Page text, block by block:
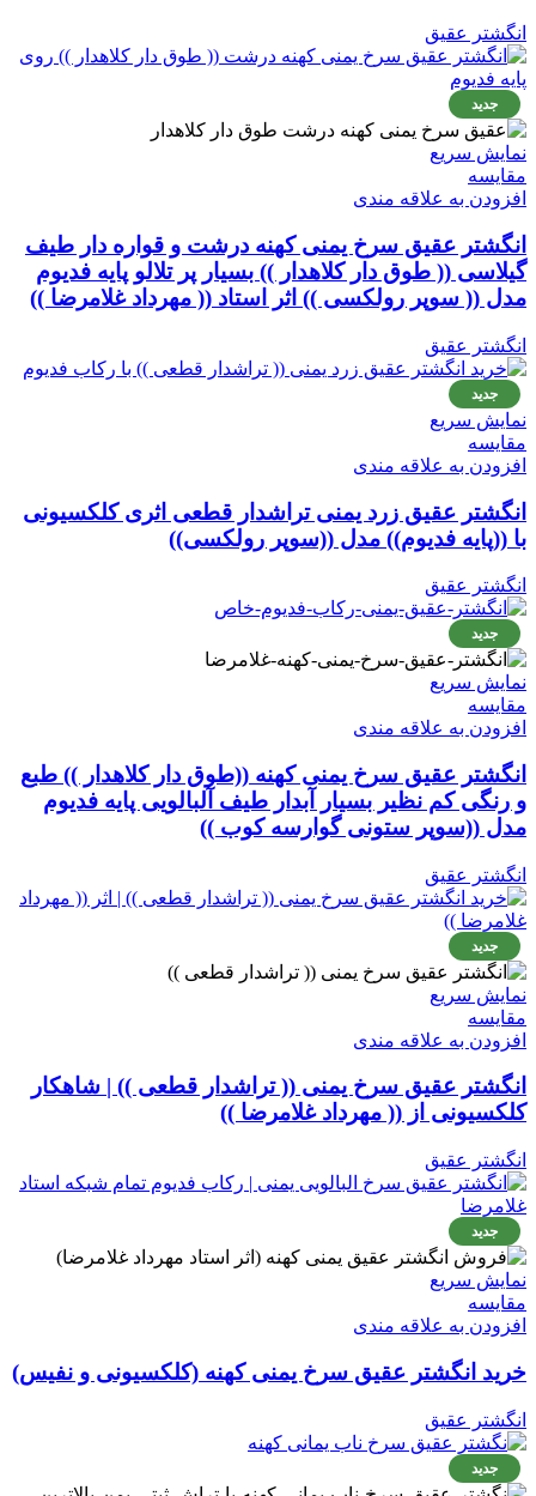
انگشتر عقیق
جدید
نمایش سریع
مقايسه
افزودن به علاقه مندی
انگشتر عقیق سرخ یمنی کهنه درشت و قواره دار طیف
گیلاسی (( طوق دار کلاهدار )) بسیار پر تلالو پایه فدیوم
مدل (( سوپر رولکسی )) اثر استاد (( مهرداد غلامرضا ))
انگشتر عقیق
جدید
نمایش سریع
مقايسه
افزودن به علاقه مندی
انگشتر عقیق زرد یمنی تراشدار قطعی اثری کلکسیونی
با ((پایه فدیوم)) مدل ((سوپر رولکسی))
انگشتر عقیق
جدید
نمایش سریع
مقايسه
افزودن به علاقه مندی
انگشتر عقیق سرخ یمنی کهنه ((طوق دار کلاهدار )) طبع
و رنگی کم نظیر بسیار آبدار طیف آلبالویی پایه فدیوم
مدل ((سوپر ستونی گوارسه کوب ))
انگشتر عقیق
جدید
نمایش سریع
مقايسه
افزودن به علاقه مندی
انگشتر عقیق سرخ یمنی (( تراشدار قطعی )) | شاهکار
کلکسیونی از (( مهرداد غلامرضا ))
انگشتر عقیق
جدید
نمایش سریع
مقايسه
افزودن به علاقه مندی
خرید انگشتر عقیق سرخ یمنی کهنه (کلکسیونی و نفیس)
انگشتر عقیق
جدید